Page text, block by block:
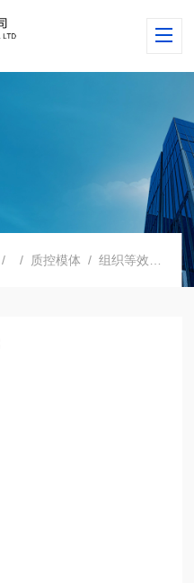
/ / 质控模体 / 组织等效固体水模体